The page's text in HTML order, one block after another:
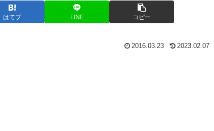
はてブ LINE コピー
2016.03.23 2023.02.07